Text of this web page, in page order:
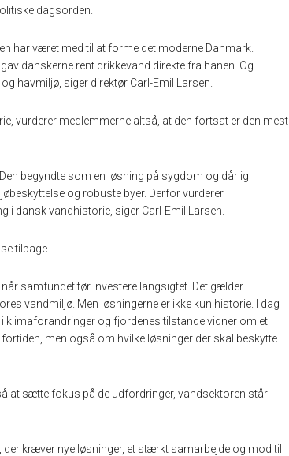
dagsorden.
har været med til at forme det moderne Danmark.
danskerne rent drikkevand direkte fra hanen. Og
havmiljø, siger direktør Carl-Emil Larsen.
vurderer medlemmerne altså, at den fortsat er den mest
begyndte som en løsning på sygdom og dårlig
og robuste byer. Derfor vurderer
i dansk vandhistorie, siger Carl-Emil Larsen.
tilbage.
samfundet tør investere langsigtet. Det gælder
vandmiljø. Men løsningerne er ikke kun historie. I dag
klimaforandringer og fjordenes tilstande vidner om et
men også om hvilke løsninger der skal beskytte
at sætte fokus på de udfordringer, vandsektoren står
kræver nye løsninger, et stærkt samarbejde og mod til